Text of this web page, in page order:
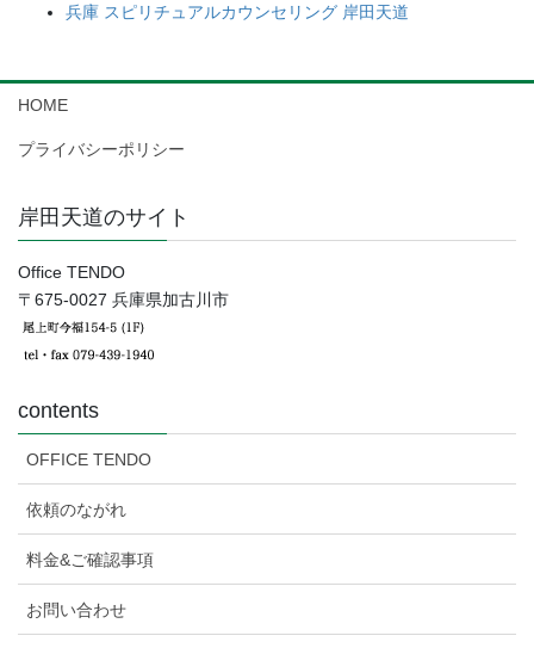
兵庫 スピリチュアルカウンセリング 岸田天道
HOME
プライバシーポリシー
岸田天道のサイト
Office TENDO
〒675-0027 兵庫県加古川市
contents
OFFICE TENDO
依頼のながれ
料金&ご確認事項
お問い合わせ